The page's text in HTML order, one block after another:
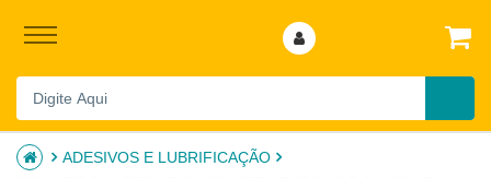
ADESIVOS E LUBRIFICAÇÃO